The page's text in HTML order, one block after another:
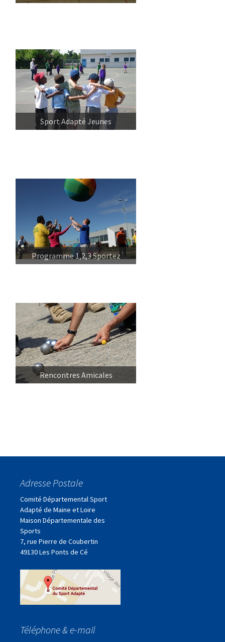
Sport Adapté Jeunes
Programme 1,2,3 Sportez
Rencontres Amicales
Adresse Postale
Comité Départemental Sport
Adapté de Maine et Loire
Maison Départementale des
Sports
7, rue Pierre de Coubertin
49130 Les Ponts de Cé
Téléphone & e-mail